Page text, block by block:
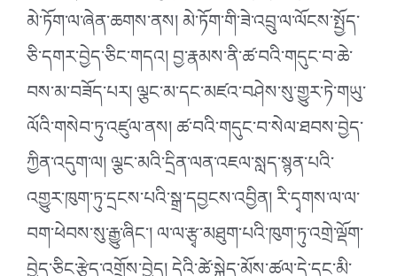
མེ་ཏོག་ལ་ཞེན་ཆགས་ནས། མེ་ཏོག་གི་ཟེ་འབྲུ་ལ་ལོངས་སྤྱོད་
ཅི་དགར་བྱེད་ཅིང་གདའ། བྱ་རྣམས་ནི་ཚ་བའི་གདུང་བ་ཆེ་
བས་མ་བཟོད་པར། ལྕང་མ་དང་མཛའ་བཤེས་སུ་གྱུར་ཏེ་གཡུ་
ལོའི་གསེབ་ཏུ་འཛུལ་ནས། ཚ་བའི་གདུང་བ་སེལ་ཐབས་བྱེད་
ཀྱིན་འདུག་ལ། ལྕང་མའི་དྲིན་ལན་འཇལ་སླད་སྙན་པའི་
འགྱུར་ཁུག་ཏུ་དྲངས་པའི་སྒྲ་དབྱངས་འབྱིན། རི་དྭགས་ལ་ལ་
བག་ཕེབས་སུ་རྒྱུ་ཞིང༌། ལ་ལ་རྩྭ་མཐུག་པའི་ཁུག་ཏུ་འགྲེ་ལྡོག་